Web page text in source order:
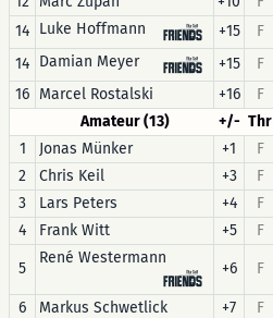
14 Luke Hoffmann +15 F
14 Damian Meyer +15 F
16 Marcel Rostalski +16 F
Amateur (13)
+/- Thr
1
Jonas Münker +1 F
2
Chris Keil +3 F
3
Lars Peters +4 F
4
Frank Witt +5 F
5
René Westermann
+6 F
6 Markus Schwetlick +7 F